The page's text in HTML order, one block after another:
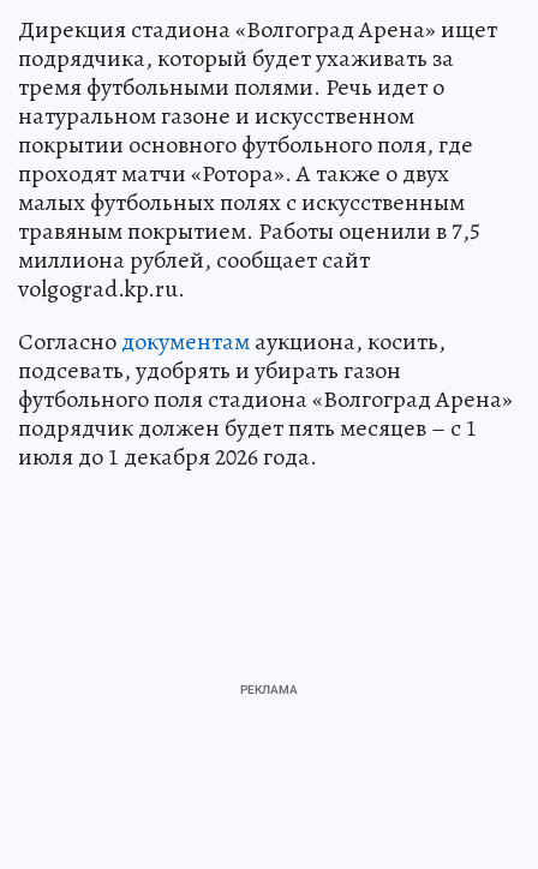
Дирекция стадиона «Волгоград Арена» ищет
подрядчика, который будет ухаживать за
тремя футбольными полями. Речь идет о
натуральном газоне и искусственном
покрытии основного футбольного поля, где
проходят матчи «Ротора». А также о двух
малых футбольных полях с искусственным
травяным покрытием. Работы оценили в 7,5
миллиона рублей, сообщает сайт
volgograd.kp.ru.
Согласнодокументамаукциона, косить,
подсевать, удобрять и убирать газон
футбольного поля стадиона «Волгоград Арена»
подрядчик должен будет пять месяцев – с 1
июля до 1 декабря 2026 года.